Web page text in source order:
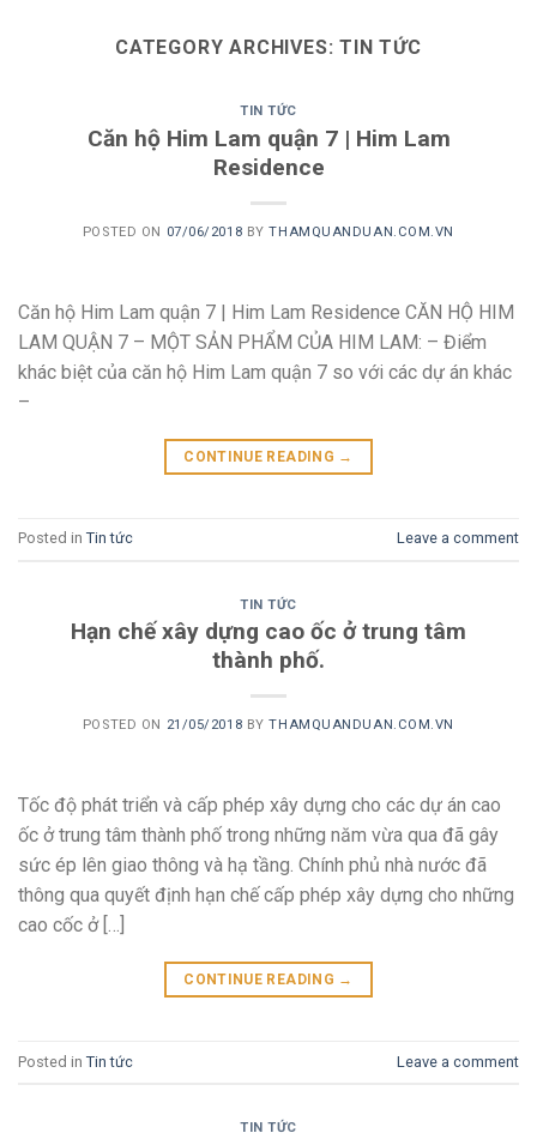
CATEGORY ARCHIVES:TIN TỨC
TIN TỨC
Căn hộ Him Lam quận 7 | Him Lam
Residence
POSTED ON 07/06/2018 BYTHAMQUANDUAN.COM.VN
Căn hộ Him Lam quận 7 | Him Lam Residence CĂN HỘ HIM
LAM QUẬN 7 – MỘT SẢN PHẨM CỦA HIM LAM: – Điểm
khác biệt của căn hộ Him Lam quận 7 so với các dự án khác
–
CONTINUE READING →
Posted in Tin tức Leave a comment
TIN TỨC
Hạn chế xây dựng cao ốc ở trung tâm
thành phố.
POSTED ON 21/05/2018 BYTHAMQUANDUAN.COM.VN
Tốc độ phát triển và cấp phép xây dựng cho các dự án cao
ốc ở trung tâm thành phố trong những năm vừa qua đã gây
sức ép lên giao thông và hạ tầng. Chính phủ nhà nước đã
thông qua quyết định hạn chế cấp phép xây dựng cho những
cao cốc ở […]
CONTINUE READING →
Posted in Tin tức Leave a comment
TIN TỨC